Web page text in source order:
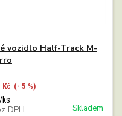
vozidlo Half-Track M-
(- 5 %)
/ks
DPH Skladem